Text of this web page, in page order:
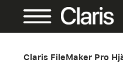
Claris FileMaker Pro